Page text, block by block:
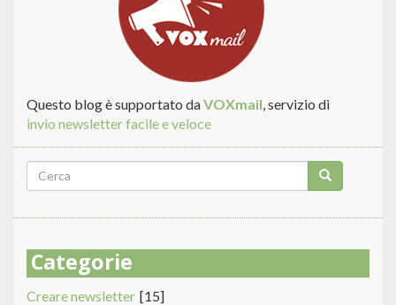
Questo blog è supportato daVOXmail, servizio di
invio newsletter facile e veloce
Form
di
ricerca
Categorie
Creare newsletter [15]